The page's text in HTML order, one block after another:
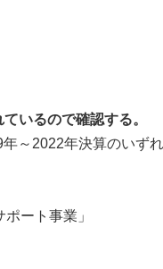
いるので確認する。
～2022年決算のいず
ート事業」